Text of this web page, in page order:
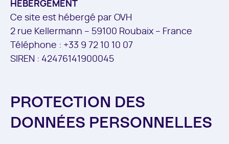
HÉBERGEMENT
Ce site est hébergé par OVH
2 rue Kellermann – 59100 Roubaix – France
Téléphone : +33 9 72 10 10 07
SIREN : 42476141900045
PROTECTION DES
DONNÉES PERSONNELLES